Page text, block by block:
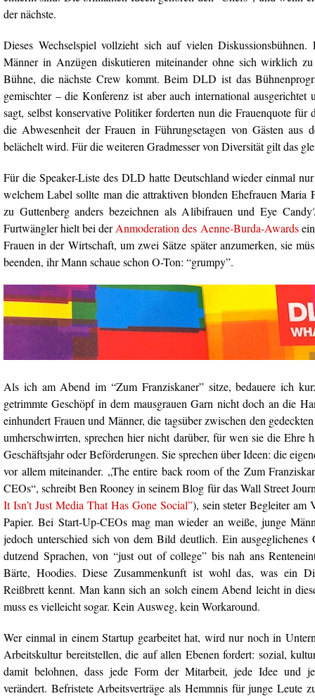
der nächste.
Dieses Wechselspiel vollzieht sich auf vielen
Männer in Anzügen diskutieren miteinander ohne sich wirklich zu
Bühne, die nächste Crew kommt. Beim DLD ist das
gemischter – die Konferenz ist aber auch international ausgerichtet
sagt, selbst konservative Politiker forderten nun die Frauenquote für
die Abwesenheit der Frauen in Führungsetagen von Gästen aus
belächelt wird. Für die weiteren Gradmesser von Diversität gilt das
Für die Speaker-Liste des DLD hatte Deutschland wieder einmal
welchem Label sollte man die attraktiven blonden Ehefrauen Maria
zu Guttenberg anders bezeichnen als Alibifrauen und Eye
Furtwängler hielt bei derAnmoderation des Aenne-Burda-Awards
Frauen in der Wirtschaft, um zwei Sätze später anzumerken, sie
beenden, ihr Mann schaue schon O-Ton: “grumpy”.
Als ich am Abend im “Zum Franziskaner” sitze, bedauere ich
getrimmte Geschöpf in dem mausgrauen Garn nicht doch an die
einhundert Frauen und Männer, die tagsüber zwischen den
umherschwirrten, sprechen hier nicht darüber, für wen sie die Ehre
Geschäftsjahr oder Beförderungen. Sie sprechen über Ideen: die
vor allem miteinander. „The entire back room of the Zum
CEOs“, schreibt Ben Rooney in seinem Blog für das Wall Street
It Isn’t Just Media That Has Gone Social”), sein steter Begleiter am
Papier. Bei Start-Up-CEOs mag man wieder an weiße, junge
jedoch unterschied sich von dem Bild deutlich. Ein ausgeglichenes
dutzend Sprachen, von “just out of college” bis nah ans
Bärte, Hoodies. Diese Zusammenkunft ist wohl das, was ein
Reißbrett kennt. Man kann sich an solch einem Abend leicht in
muss es vielleicht sogar. Kein Ausweg, kein Workaround.
Wer einmal in einem Startup gearbeitet hat, wird nur noch in
Arbeitskultur bereitstellen, die auf allen Ebenen fordert: sozial,
damit belohnen, dass jede Form der Mitarbeit, jede Idee und
verändert. Befristete Arbeitsverträge als Hemmnis für junge Leute